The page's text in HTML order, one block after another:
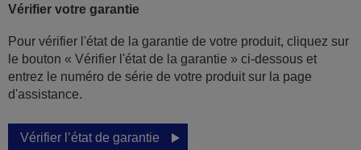
Vérifier votre garantie
Pour vérifier l'état de la garantie de votre produit, cliquez sur
le bouton « Vérifier l'état de la garantie » ci-dessous et
entrez le numéro de série de votre produit sur la page
d'assistance.
Vérifier l’état de garantie